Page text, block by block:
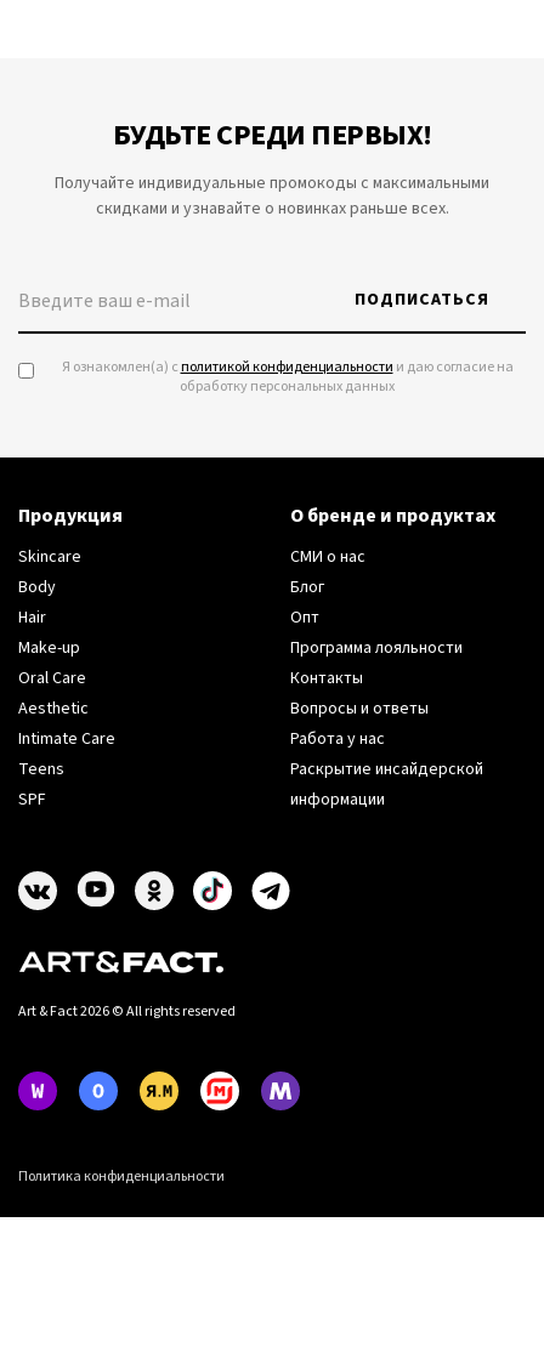
БУДЬТЕ СРЕДИ ПЕРВЫХ!
Получайте индивидуальные промокоды с максимальными
скидками и узнавайте о новинках раньше всех.
ПОДПИСАТЬСЯ
Я ознакомлен(а) сполитикой конфиденциальности и даю согласие на
обработку персональных данных
Art & Fact 2026 © All rights reserved
Политика конфиденциальности
Продукция
Skincare
Body
Hair
Make-up
Oral Care
Aesthetic
Intimate Care
Teens
SPF
О бренде и продуктах
СМИ о нас
Блог
Опт
Программа лояльности
Контакты
Вопросы и ответы
Работа у нас
Раскрытие инсайдерской
информации